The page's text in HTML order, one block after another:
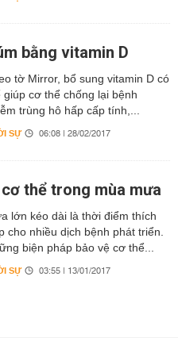
bằng vitamin D
tờ Mirror, bổ sung vitamin D có
giúp cơ thể chống lại bệnh
trùng hô hấp cấp tính,...
SỰ 06:08 | 28/02/2017
thể trong mùa mưa
lớn kéo dài là thời điểm thích
cho nhiều dịch bệnh phát triển.
biện pháp bảo vệ cơ thể...
SỰ 03:55 | 13/01/2017